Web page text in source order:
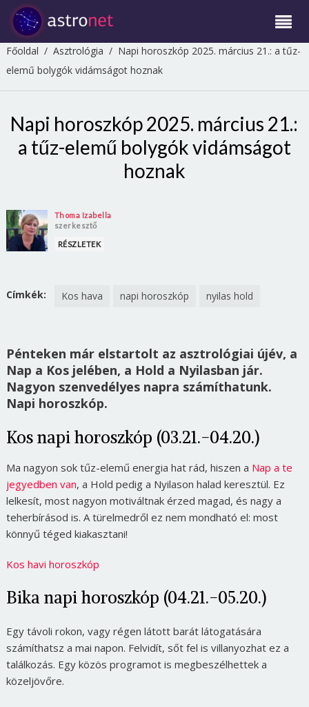
Főoldal / Asztrológia / Napi horoszkóp 2025. március 21.: a tűz-
elemű bolygók vidámságot hoznak
Napi horoszkóp 2025. március 21.:
a tűz-elemű bolygók vidámságot
hoznak
Thoma Izabella
szerkesztő
RÉSZLETEK
Címkék: Kos hava napi horoszkóp nyilas hold
Pénteken már elstartolt az asztrológiai újév, a
Nap a Kos jelében, a Hold a Nyilasban jár.
Nagyon szenvedélyes napra számíthatunk.
Napi horoszkóp.
Kos napi horoszkóp (03.21.-04.20.)
Ma nagyon sok tűz-elemű energia hat rád, hiszen a Nap a te
jegyedben van, a Hold pedig a Nyilason halad keresztül. Ez
lelkesít, most nagyon motiváltnak érzed magad, és nagy a
teherbírásod is. A türelmedről ez nem mondható el: most
könnyű téged kiakasztani!
Kos havi horoszkóp
Bika napi horoszkóp (04.21.-05.20.)
Egy távoli rokon, vagy régen látott barát látogatására
számíthatsz a mai napon. Felvidít, sőt fel is villanyozhat ez a
találkozás. Egy közös programot is megbeszélhettek a
közeljövőre.